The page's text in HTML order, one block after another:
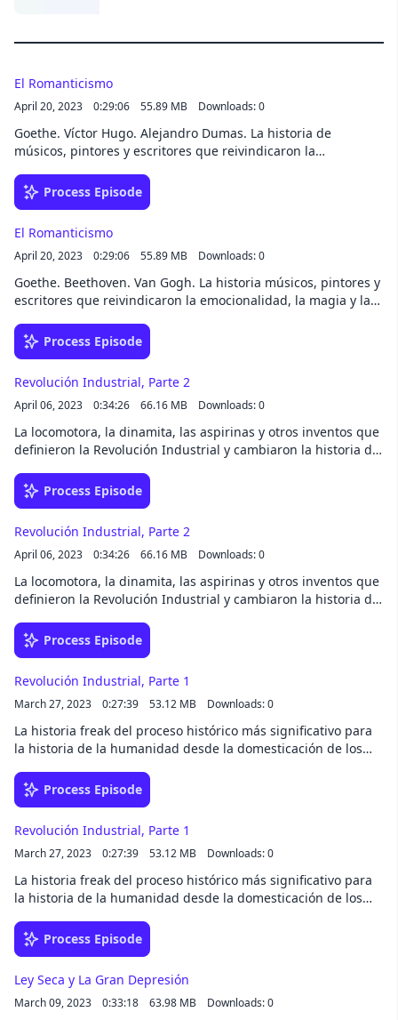
El Romanticismo
April 20, 2023 0:29:06 55.89 MB Downloads: 0
Goethe. Víctor Hugo. Alejandro Dumas. La historia de
músicos, pintores y escritores que reivindicaron la
revoluciones industrial y científica.
Process Episode
El Romanticismo
April 20, 2023 0:29:06 55.89 MB Downloads: 0
Goethe. Beethoven. Van Gogh. La historia músicos, pintores y
escritores que reivindicaron la emocionalidad, la magia y la
Process Episode
Revolución Industrial, Parte 2
April 06, 2023 0:34:26 66.16 MB Downloads: 0
La locomotora, la dinamita, las aspirinas y otros inventos que
definieron la Revolución Industrial y cambiaron la historia de
Process Episode
Revolución Industrial, Parte 2
April 06, 2023 0:34:26 66.16 MB Downloads: 0
La locomotora, la dinamita, las aspirinas y otros inventos que
definieron la Revolución Industrial y cambiaron la historia de
Process Episode
Revolución Industrial, Parte 1
March 27, 2023 0:27:39 53.12 MB Downloads: 0
La historia freak del proceso histórico más significativo para
la historia de la humanidad desde la domesticación de los
Process Episode
Revolución Industrial, Parte 1
March 27, 2023 0:27:39 53.12 MB Downloads: 0
La historia freak del proceso histórico más significativo para
la historia de la humanidad desde la domesticación de los
Process Episode
Ley Seca y La Gran Depresión
March 09, 2023 0:33:18 63.98 MB Downloads: 0